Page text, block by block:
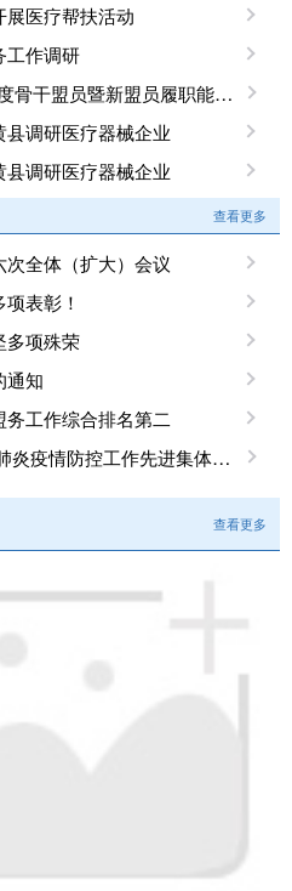
医疗帮扶活动
工作调研
民盟安阳市委会举办2025年度骨干盟员暨新盟员履职能力培训班
调研医疗器械企业
调研医疗器械企业
查看更多
全体（扩大）会议
表彰！
多项殊荣
通知
工作综合排名第二
民盟安阳市委关于表彰 新冠肺炎疫情防控工作先进集体、先进个人的决定
查看更多